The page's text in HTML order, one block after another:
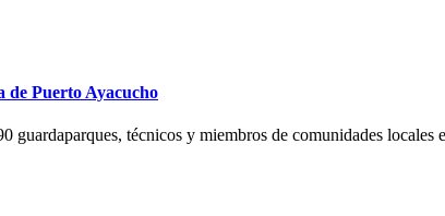
de Puerto Ayacucho
técnicos y miembros de comunidades locales